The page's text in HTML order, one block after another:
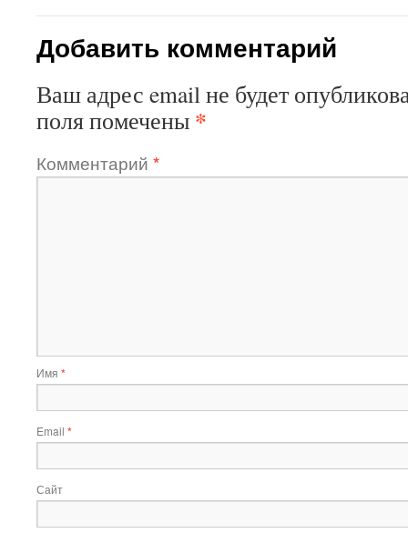
Добавить комментарий
Ваш адрес email не будет
поля помечены *
Комментарий *
Имя *
Email *
Сайт